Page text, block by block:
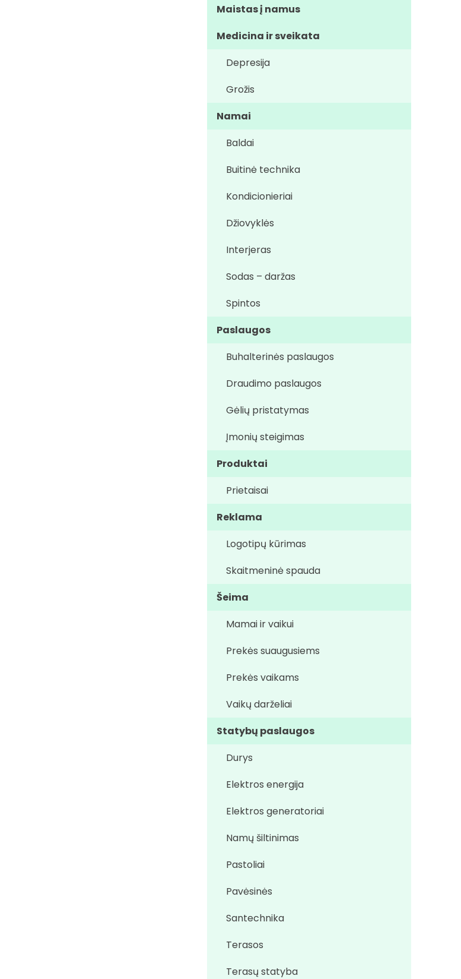
Maistas į namus
Medicina ir sveikata
Depresija
Grožis
Namai
Baldai
Buitinė technika
Kondicionieriai
Džiovyklės
Interjeras
Sodas – daržas
Spintos
Paslaugos
Buhalterinės paslaugos
Draudimo paslaugos
Gėlių pristatymas
Įmonių steigimas
Produktai
Prietaisai
Reklama
Logotipų kūrimas
Skaitmeninė spauda
Šeima
Mamai ir vaikui
Prekės suaugusiems
Prekės vaikams
Vaikų darželiai
Statybų paslaugos
Durys
Elektros energija
Elektros generatoriai
Namų šiltinimas
Pastoliai
Pavėsinės
Santechnika
Terasos
Terasų statyba